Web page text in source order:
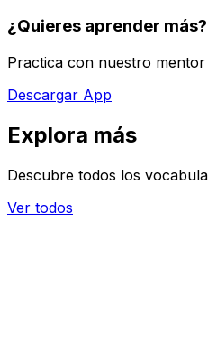
¿Quieres aprender más?
Practica con nuestro mentor
Descargar App
Explora más
Descubre todos los
Ver todos